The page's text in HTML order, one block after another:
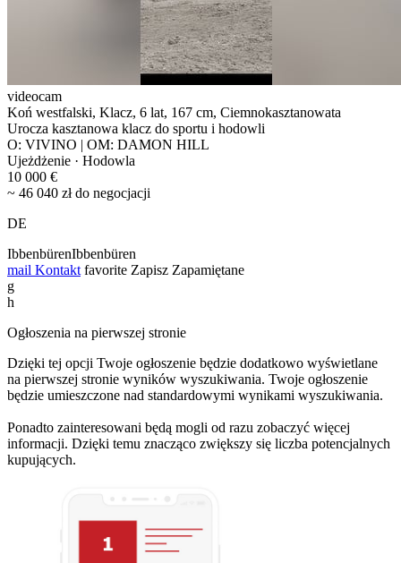
videocam
Koń westfalski, Klacz, 6 lat, 167 cm, Ciemnokasztanowata
Urocza kasztanowa klacz do sportu i hodowli
O: VIVINO | OM: DAMON HILL
Ujeżdżenie · Hodowla
10 000 €
~ 46 040 zł do negocjacji
DE
IbbenbürenIbbenbüren
mail Kontakt favorite Zapisz Zapamiętane
g
h
Ogłoszenia na pierwszej stronie
Dzięki tej opcji Twoje ogłoszenie będzie dodatkowo wyświetlane
na pierwszej stronie wyników wyszukiwania. Twoje ogłoszenie
będzie umieszczone nad standardowymi wynikami wyszukiwania.
Ponadto zainteresowani będą mogli od razu zobaczyć więcej
informacji. Dzięki temu znacząco zwiększy się liczba potencjalnych
kupujących.